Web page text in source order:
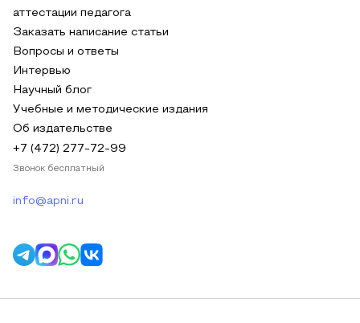
аттестации педагога
Заказать написание статьи
Вопросы и ответы
Интервью
Научный блог
Учебные и методические издания
Об издательстве
+7 (472) 277-72-99
Звонок бесплатный
info@apni.ru